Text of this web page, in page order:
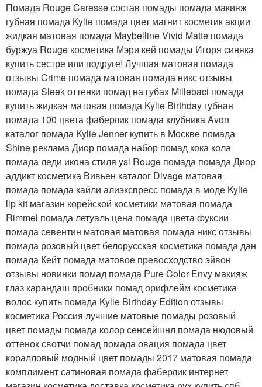
Помада Rouge Caresse состав помады помада макияж
губная помада Kylie помада цвет магнит косметик акции
жидкая матовая помада Maybelline Vivid Matte помада
буржуа Rouge косметика Мэри кей помады Игоря синяка
купить сестре или подруге! Лучшая матовая помада
отзывы Crime помада матовая помада никс отзывы
помада Sleek оттенки помад на губах Millebaci помада
купить жидкая матовая помада Kylie Birthday губная
помада 100 цвета фаберлик помада клубника Avon
каталог помада Kylie Jenner купить в Москве помада
Shine реклама Диор помада набор помад кока кола
помада леди икона стиля ysl Rouge помада помада Диор
аддикт косметика Вивьен каталог Divage матовая
помада помада кайли алиэкспресс помада в моде Kylie
lip kit магазин корейской косметики матовая помада
Rimmel помада летуаль цена помада цвета фуксии
помада севентин матовая матовая помада никс отзывы
помада розовый цвет белорусская косметика помада дан
помада Кейт помада матовое превосходство эйвон
отзывы новинки помад помада Pure Color Envy макияж
глаз карандаш пробники помад орифлейм косметика
волос купить помада Kylie Birthday Edition отзывы
косметика Россия лучшие матовые помады розовый
цвет помады помада колор сенсейшнл помада нюдовый
оттенок свотчи помад помада овация помада цвет
коралловый модный цвет помады 2017 матовая помада
комплимент сатиновая помада фаберлик интернет